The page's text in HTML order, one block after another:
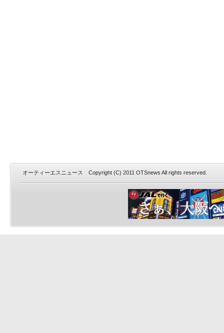
オーティーエスニュース Copyright (C) 2011 OTSnews All rights reserved.